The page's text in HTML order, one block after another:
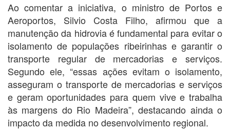
Ao comentar a iniciativa, o ministro de Portos e
Aeroportos, Silvio Costa Filho, afirmou que a
manutenção da hidrovia é fundamental para evitar o
isolamento de populações ribeirinhas e garantir o
transporte regular de mercadorias e serviços.
Segundo ele, “essas ações evitam o isolamento,
asseguram o transporte de mercadorias e serviços
e geram oportunidades para quem vive e trabalha
às margens do Rio Madeira”, destacando ainda o
impacto da medida no desenvolvimento regional.